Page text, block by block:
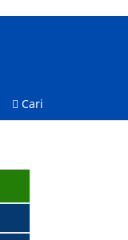
Cari